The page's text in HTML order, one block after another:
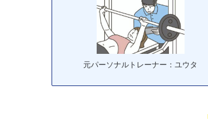
元パーソナルトレーナー：ユウタ